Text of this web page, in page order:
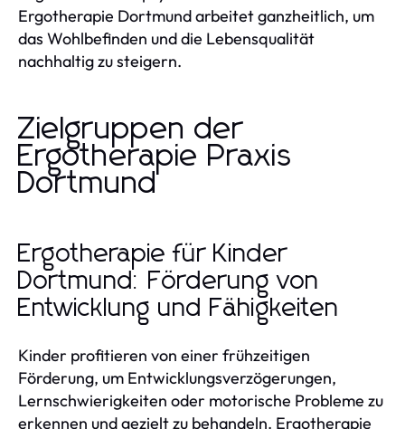
Ergotherapie Dortmund arbeitet ganzheitlich, um
das Wohlbefinden und die Lebensqualität
nachhaltig zu steigern.
Zielgruppen der
Ergotherapie Praxis
Dortmund
Ergotherapie für Kinder
Dortmund: Förderung von
Entwicklung und Fähigkeiten
Kinder profitieren von einer frühzeitigen
Förderung, um Entwicklungsverzögerungen,
Lernschwierigkeiten oder motorische Probleme zu
erkennen und gezielt zu behandeln. Ergotherapie